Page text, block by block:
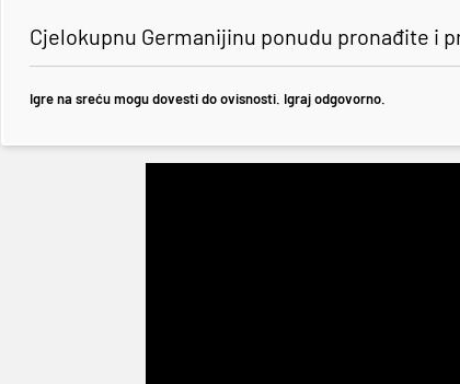
Cjelokupnu Germanijinu ponudu pronađite i
Igre na sreću mogu dovesti do ovisnosti. Igraj odgovorno.